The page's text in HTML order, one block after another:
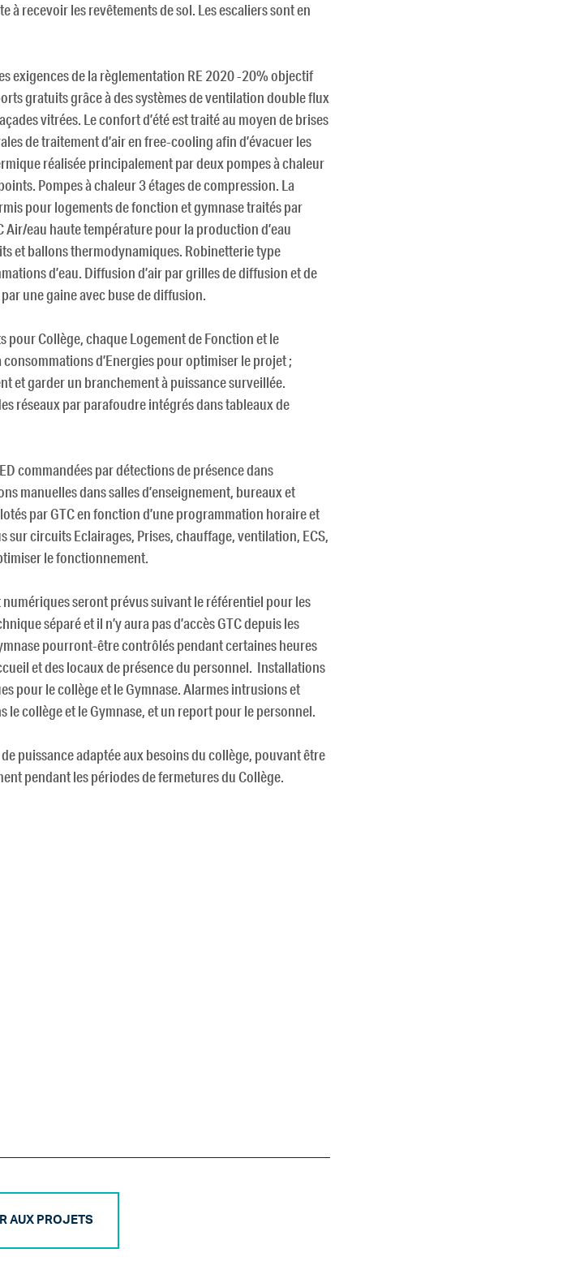
recevoir les revêtements de sol. Les escaliers sont en
exigences de la règlementation RE 2020 -20% objectif
gratuits grâce à des systèmes de ventilation double flux
vitrées. Le confort d’été est traité au moyen de brises
de traitement d’air en free-cooling afin d’évacuer les
réalisée principalement par deux pompes à chaleur
Pompes à chaleur 3 étages de compression. La
pour logements de fonction et gymnase traités par
eau haute température pour la production d’eau
et ballons thermodynamiques. Robinetterie type
d’eau. Diffusion d’air par grilles de diffusion et de
une gaine avec buse de diffusion.
pour Collège, chaque Logement de Fonction et le
d’Energies pour optimiser le projet ;
et garder un branchement à puissance surveillée.
réseaux par parafoudre intégrés dans tableaux de
commandées par détections de présence dans
manuelles dans salles d’enseignement, bureaux et
par GTC en fonction d’une programmation horaire et
circuits Eclairages, Prises, chauffage, ventilation, ECS,
le fonctionnement.
seront prévus suivant le référentiel pour les
séparé et il n’y aura pas d’accès GTC depuis les
pourront-être contrôlés pendant certaines heures
et des locaux de présence du personnel. Installations
pour le collège et le Gymnase. Alarmes intrusions et
collège et le Gymnase, et un report pour le personnel.
puissance adaptée aux besoins du collège, pouvant être
pendant les périodes de fermetures du Collège.
AUX PROJETS